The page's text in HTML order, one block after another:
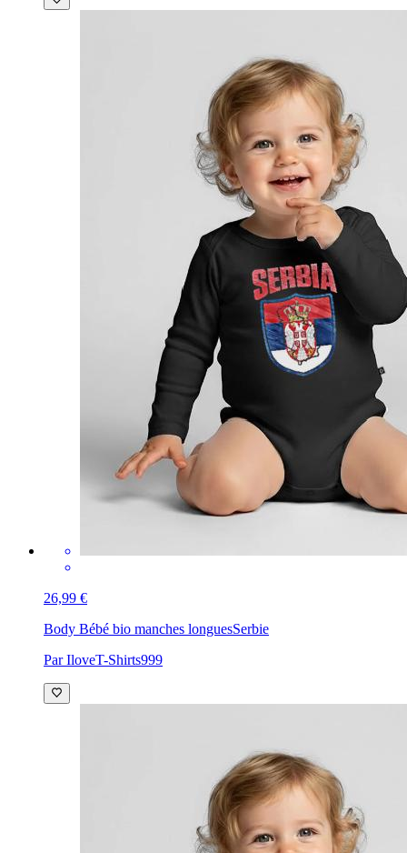
26,99 €
Body Bébé bio manches longuesSerbie
Par IloveT-Shirts999